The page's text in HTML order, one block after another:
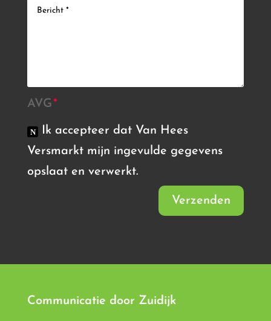
AVG
Ik accepteer dat Van Hees
Versmarkt mijn ingevulde gegevens
opslaat en verwerkt.
Verzenden
Communicatie door Zuidijk